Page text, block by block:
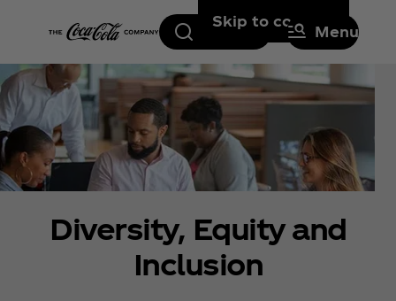
Skip to content
Search Menu
Diversity, Equity and
Inclusion